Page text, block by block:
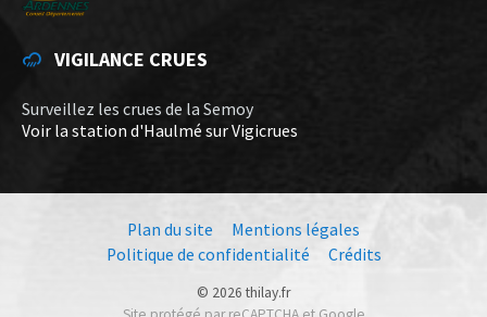
VIGILANCE CRUES
Surveillez les crues de la Semoy
Voir la station d'Haulmé sur Vigicrues
Plan du site
Mentions légales
Politique de confidentialité
Crédits
© 2026 thilay.fr